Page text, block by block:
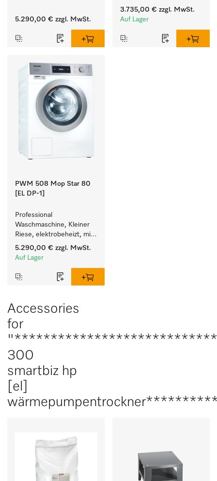
die Anforderungen im
Füllgewicht 8 kg.
5.290,00 € zzgl. MwSt.
Ablaufpumpe speziell für
die Anforderungen im
Füllgewicht 6 kg.
3.735,00 € zzgl. MwSt.
Auf Lager
PWM 508 Mop Star 80
[EL DP-1]
Professional
Waschmaschine, Kleiner
Riese, elektrobeheizt, mit
Ablaufpumpe speziell für
die Anforderungen im
Füllgewicht 8 kg.
5.290,00 € zzgl. MwSt.
Auf Lager
Accessories
for
300
smartbiz hp
[el]